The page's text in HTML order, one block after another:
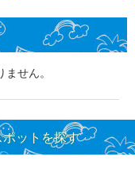
せん。
ットを探す